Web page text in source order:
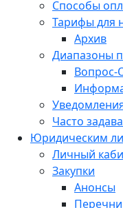
Способы
Тарифы для
Архив
Диапазоны
Вопрос-
Часто
Юридическим
Личный
Закупки
Анонсы